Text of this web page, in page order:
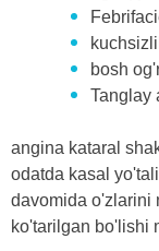
bosh
Tanglay
angina kataral
odatda kasal
davomida o'zlarini
ko'tarilgan bo'lishi